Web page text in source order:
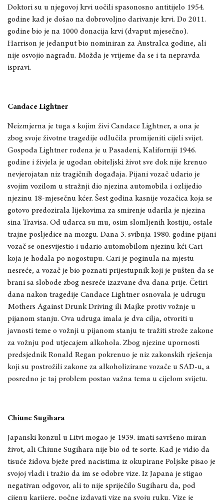
Doktori su u njegovoj krvi uočili spasonosno antitijelo 1954.
godine kad je došao na dobrovoljno darivanje krvi. Do 2011.
godine bio je na 1000 donacija krvi (dvaput mjesečno).
Harrison je jedanput bio nominiran za Australca godine, ali
nije osvojio nagradu. Možda je vrijeme da se i ta nepravda
ispravi.
Candace Lightner
Neizmjerna je tuga s kojim živi Candace Lightner, a ona je
zbog svoje životne tragedije odlučila promijeniti cijeli svijet.
Gospođa Lightner rođena je u Pasadeni, Kaliforniji 1946.
godine i živjela je ugodan obiteljski život sve dok nije krenuo
nevjerojatan niz tragičnih događaja. Pijani vozač udario je
svojim vozilom u stražnji dio njezina automobila i ozlijedio
njezinu 18-mjesečnu kćer. Šest godina kasnije vozačica koja se
gotovo predozirala lijekovima za smirenje udarila je njezina
sina Travisa. Od udarca su mu, osim slomljenih kostiju, ostale
trajne posljedice na mozgu. Dana 3. svibnja 1980. godine pijani
vozač se onesvijestio i udario automobilom njezinu kći Cari
koja je hodala po nogostupu. Cari je poginula na mjestu
nesreće, a vozač je bio poznati prijestupnik koji je pušten da se
brani sa slobode zbog nesreće izazvane dva dana prije. Četiri
dana nakon tragedije Candace Lightner osnovala je udrugu
Mothers Against Drunk Driving ili Majke protiv vožnje u
pijanom stanju. Ova udruga imala je dva cilja, otvoriti u
javnosti teme o vožnji u pijanom stanju te tražiti strože zakone
za vožnju pod utjecajem alkohola. Zbog njezine upornosti
predsjednik Ronald Regan pokrenuo je niz zakonskih rješenja
koji su postrožili zakone za alkoholizirane vozače u SAD-u, a
posredno je taj problem postao važna tema u cijelom svijetu.
Chiune Sugihara
Japanski konzul u Litvi mogao je 1939. imati savršeno miran
život, ali Chiune Sugihara nije bio od te sorte. Kad je vidio da
tisuće židova bježe pred nacistima iz okupirane Poljske pisao je
svojoj vladi i tražio da im se odobre vize. Iz Japana je stigao
negativan odgovor, ali to nije spriječilo Sugiharu da, pod
cijenu karijere, počne izdavati vize na svoju ruku. Vize je